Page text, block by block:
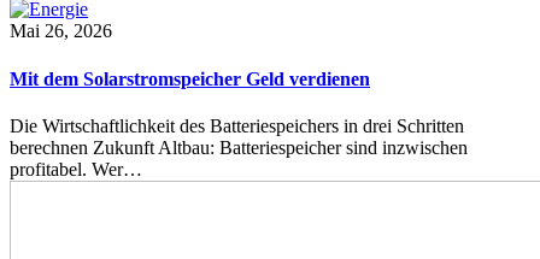
Mai 26, 2026
Mit dem Solarstromspeicher Geld verdienen
Die Wirtschaftlichkeit des Batteriespeichers in drei Schritten
berechnen Zukunft Altbau: Batteriespeicher sind inzwischen
profitabel. Wer…